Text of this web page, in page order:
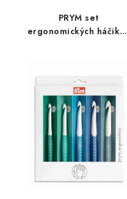
PRYM set
ergonomických háčikov